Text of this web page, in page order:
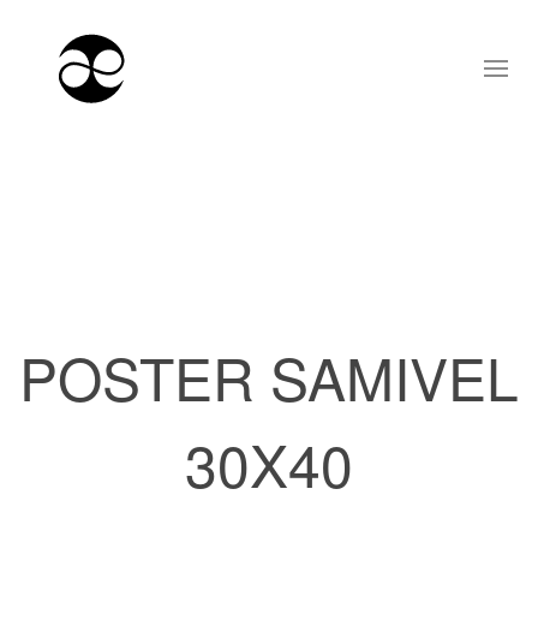
POSTER SAMIVEL
30X40